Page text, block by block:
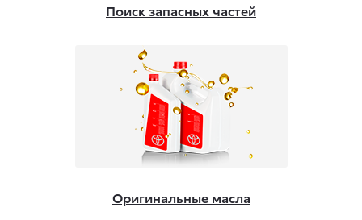
Поиск запасных частей
Оригинальные масла